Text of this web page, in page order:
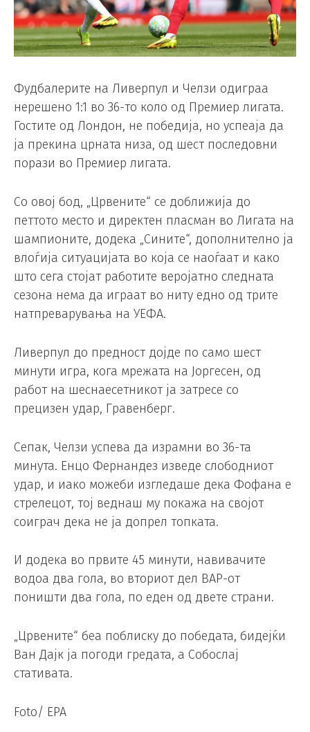
Фудбалерите на Ливерпул и Челзи одиграа
нерешено 1:1 во 36-то коло од Премиер лигата.
Гостите од Лондон, не победија, но успеаја да
ја прекина црната низа, од шест последовни
порази во Премиер лигата.
Со овој бод, „Црвените“ се доближија до
петтото место и директен пласман во Лигата на
шампионите, додека „Сините“, дополнително ја
влоѓија ситуацијата во која се наоѓаат и како
што сега стојат работите веројатно следната
сезона нема да играат во ниту едно од трите
натпреварувања на УЕФА.
Ливерпул до предност дојде по само шест
минути игра, кога мрежата на Јоргесен, од
работ на шеснаесетникот ја затресе со
прецизен удар, Гравенберг.
Сепак, Челзи успева да израмни во 36-та
минута. Енцо Фернандез изведе слободниот
удар, и иако можеби изгледаше дека Фофана е
стрелецот, тој веднаш му покажа на својот
соиграч дека не ја допрел топката.
И додека во првите 45 минути, навивачите
водоа два гола, во вториот дел ВАР-от
поништи два гола, по еден од двете страни.
„Црвените“ беа поблиску до победата, бидејќи
Ван Дајк ја погоди гредата, а Собослај
стативата.
Foto/ EPA